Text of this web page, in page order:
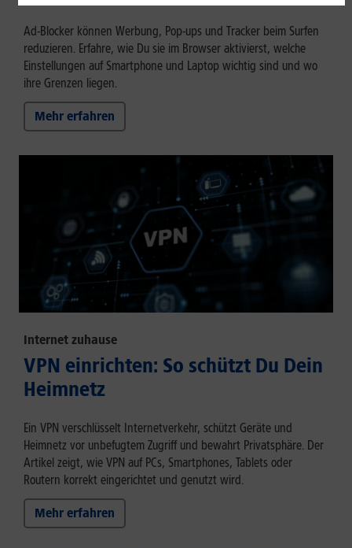
Ad-Blocker können Werbung, Pop-ups und Tracker beim Surfen
reduzieren. Erfahre, wie Du sie im Browser aktivierst, welche
Einstellungen auf Smartphone und Laptop wichtig sind und wo
ihre Grenzen liegen.
Mehr erfahren
Internet zuhause
VPN einrichten: So schützt Du Dein
Heimnetz
Ein VPN verschlüsselt Internetverkehr, schützt Geräte und
Heimnetz vor unbefugtem Zugriff und bewahrt Privatsphäre. Der
Artikel zeigt, wie VPN auf PCs, Smartphones, Tablets oder
Routern korrekt eingerichtet und genutzt wird.
Mehr erfahren